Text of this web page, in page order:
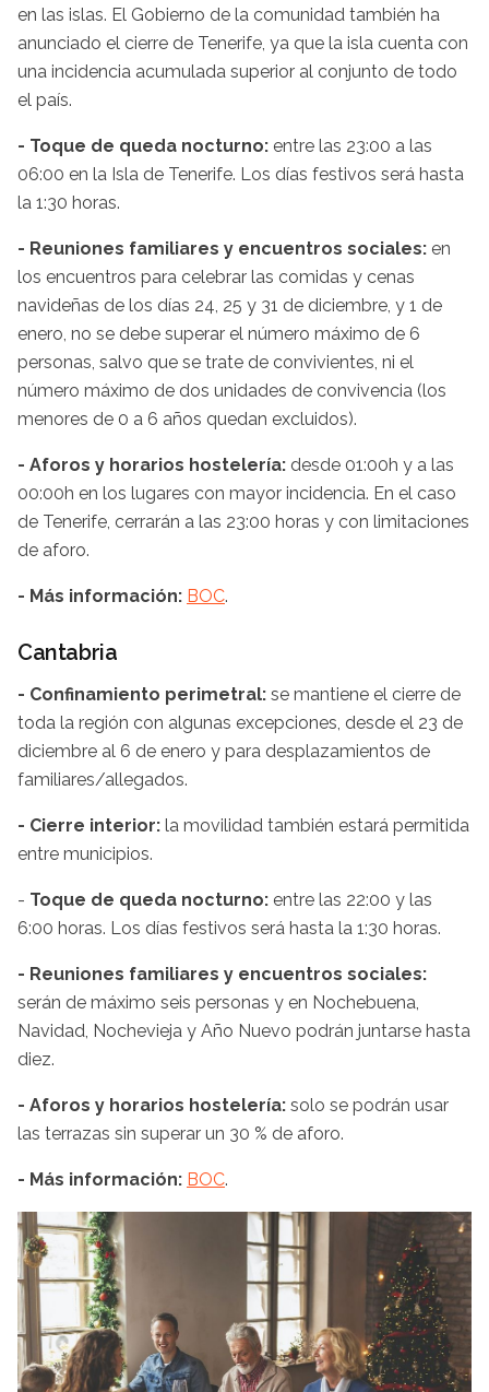
en las islas. El Gobierno de la comunidad también ha
anunciado el cierre de Tenerife, ya que la isla cuenta con
una incidencia acumulada superior al conjunto de todo
el país.
- Toque de queda nocturno: entre las 23:00 a las
06:00 en la Isla de Tenerife. Los días festivos será hasta
la 1:30 horas.
- Reuniones familiares y encuentros sociales: en
los encuentros para celebrar las comidas y cenas
navideñas de los días 24, 25 y 31 de diciembre, y 1 de
enero, no se debe superar el número máximo de 6
personas, salvo que se trate de convivientes, ni el
número máximo de dos unidades de convivencia (los
menores de 0 a 6 años quedan excluidos).
- Aforos y horarios hostelería: desde 01:00h y a las
00:00h en los lugares con mayor incidencia. En el caso
de Tenerife, cerrarán a las 23:00 horas y con limitaciones
de aforo.
- Más información: BOC.
Cantabria
- Confinamiento perimetral: se mantiene el cierre de
toda la región con algunas excepciones, desde el 23 de
diciembre al 6 de enero y para desplazamientos de
familiares/allegados.
- Cierre interior: la movilidad también estará permitida
entre municipios.
- Toque de queda nocturno: entre las 22:00 y las
6:00 horas. Los días festivos será hasta la 1:30 horas.
- Reuniones familiares y encuentros sociales:
serán de máximo seis personas y en Nochebuena,
Navidad, Nochevieja y Año Nuevo podrán juntarse hasta
diez.
- Aforos y horarios hostelería: solo se podrán usar
las terrazas sin superar un 30 % de aforo.
- Más información: BOC.